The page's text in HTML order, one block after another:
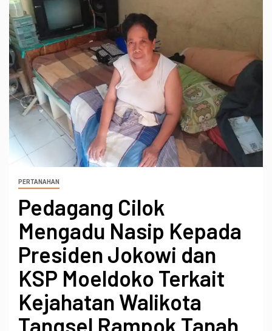
PERTANAHAN
Pedagang Cilok
Mengadu Nasip Kepada
Presiden Jokowi dan
KSP Moeldoko Terkait
Kejahatan Walikota
Tangsel Rampok Tanah